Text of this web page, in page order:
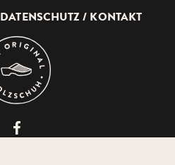
DATENSCHUTZ KONTAKT